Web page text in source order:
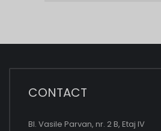
CONTACT
Bl. Vasile Parvan, nr. 2 B, Etaj IV